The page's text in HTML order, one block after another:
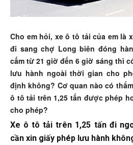
Cho em hỏi, xe ô tô tải của em là
đi sang chợ Long biên đóng
cấm từ 21 giờ đến 6 giờ sáng thì
lưu hành ngoài thời gian cho
định không? Cơ quan nào có
ô tô tải trên 1,25 tấn được phép
cho phép?
Xe ô tô tải trên 1,25 tấn đi
cần xin giấy phép lưu hành